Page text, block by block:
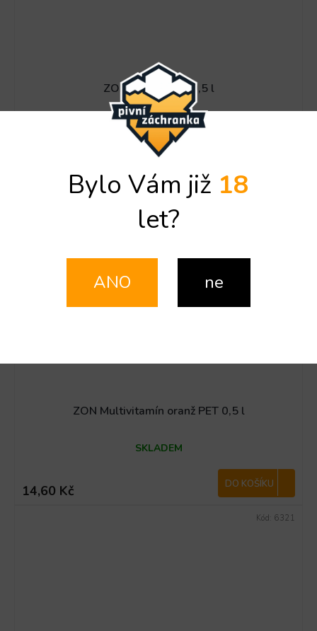
ZON Malina PET 0,5 l
SKLADEM
ZON Multivitamín oranž PET 0,5 l
SKLADEM
14,60 Kč DO KOŠÍKU
Kód: 6321
Bylo Vám již 18
let?
ANO ne